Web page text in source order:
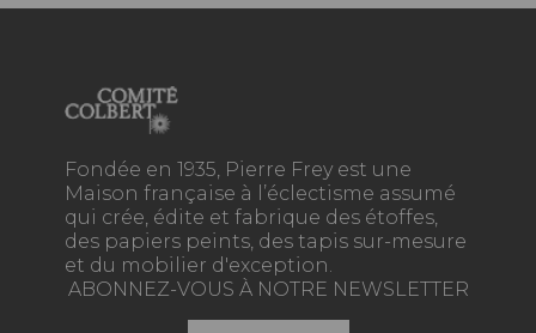
Fondée en 1935, Pierre Frey est une
Maison française à l’éclectisme assumé
qui crée, édite et fabrique des étoffes,
des papiers peints, des tapis sur-mesure
et du mobilier d'exception.
ABONNEZ-VOUS À NOTRE NEWSLETTER